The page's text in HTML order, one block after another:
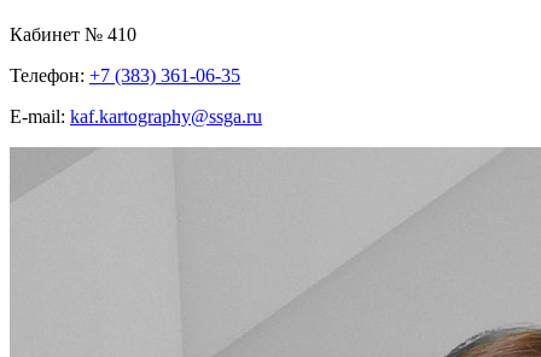
Кабинет № 410
Телефон: +7 (383) 361-06-35
E-mail: kaf.kartography@ssga.ru